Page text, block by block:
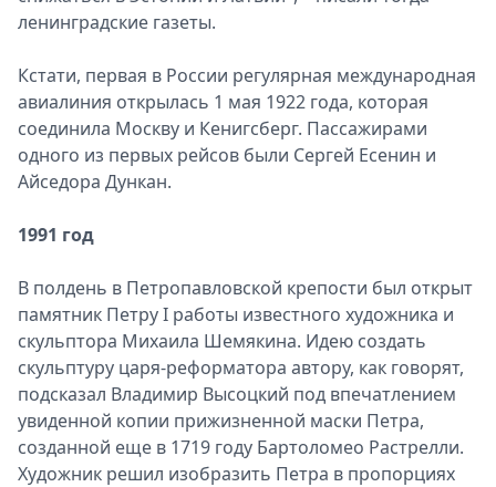
ленинградские газеты.
Кстати, первая в России регулярная международная
авиалиния открылась 1 мая 1922 года, которая
соединила Москву и Кенигсберг. Пассажирами
одного из первых рейсов были Сергей Есенин и
Айседора Дункан.
1991 год
В полдень в Петропавловской крепости был открыт
памятник Петру I работы известного художника и
скульптора Михаила Шемякина. Идею создать
скульптуру царя-реформатора автору, как говорят,
подсказал Владимир Высоцкий под впечатлением
увиденной копии прижизненной маски Петра,
созданной еще в 1719 году Бартоломео Растрелли.
Художник решил изобразить Петра в пропорциях